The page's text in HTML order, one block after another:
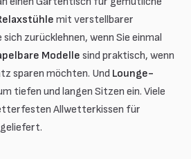
mit verstellbarer
sich zurücklehnen, wenn Sie einmal
Modelle sind praktisch, wenn
sparen möchten. Und Lounge-
tiefen und langen Sitzen ein. Viele
Allwetterkissen für